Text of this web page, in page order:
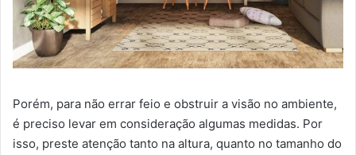
Porém, para não errar feio e obstruir a visão no ambiente,
é preciso levar em consideração algumas medidas. Por
isso, preste atenção tanto na altura, quanto no tamanho do